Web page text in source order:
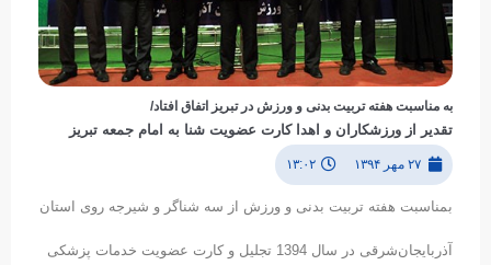
به مناسبت هفته تربیت بدنی و ورزش در تبریز اتفاق افتاد/
تقدیر از ورزشکاران و اهدا کارت عضویت شنا به امام جمعه تبریز
۲۷ مهر ۱۳۹۴ ۱۳:۰۲
بمناسبت هفته تربیت بدنی و ورزش از سه شناگر و شیرجه روی استان
آذربایجان‌شرقی در سال 1394 تجلیل و کارت عضویت خدمات پزشکی